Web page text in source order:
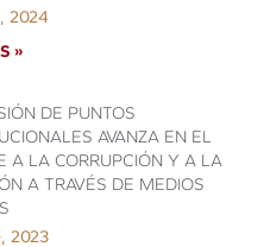
2024
»
DE PUNTOS
AVANZA EN EL
A LA CORRUPCIÓN Y A LA
A TRAVÉS DE MEDIOS
2023